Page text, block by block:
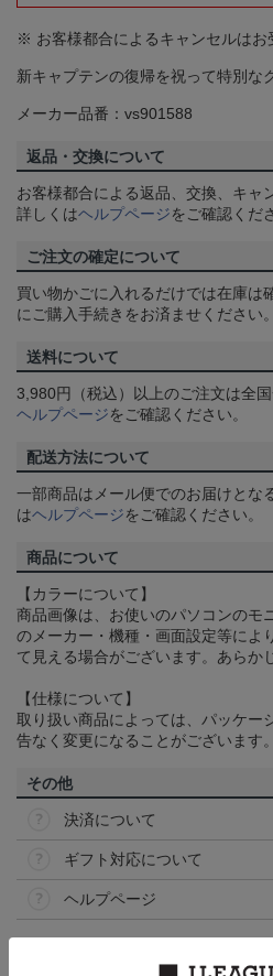
※ お客様都合によるキャンセルはお
新キャプテンの復帰を祝って特別な
メーカー品番：vs901588
返品・交換について
お客様都合による返品、交換、キャ
詳しくはヘルプページをご確認くだ
ご注文の確定について
買い物かごに入れるだけでは在庫は
にご購入手続きをお済ませください。
送料について
3,980円（税込）以上のご注文は全
ヘルプページをご確認ください。
配送方法について
一部商品はメール便でのお届けとな
はヘルプページをご確認ください。
商品について
【カラーについて】
商品画像は、お使いのパソコンのモ
のメーカー・機種・画面設定等によ
て見える場合がございます。あらか
【仕様について】
取り扱い商品によっては、パッケー
告なく変更になることがございます。
その他
決済について
ギフト対応について
ヘルプページ